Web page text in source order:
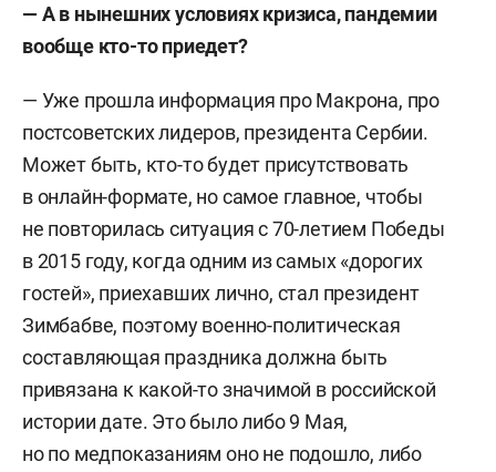
— А в нынешних условиях кризиса, пандемии
вообще кто-то приедет?
— Уже прошла информация про Макрона, про
постсоветских лидеров, президента Сербии.
Может быть, кто-то будет присутствовать
в онлайн-формате, но самое главное, чтобы
не повторилась ситуация с 70-летием Победы
в 2015 году, когда одним из самых «дорогих
гостей», приехавших лично, стал президент
Зимбабве, поэтому военно-политическая
составляющая праздника должна быть
привязана к какой-то значимой в российской
истории дате. Это было либо 9 Мая,
но по медпоказаниям оно не подошло, либо